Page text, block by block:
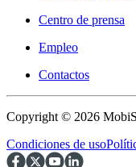
Centro de prensa
Empleo
Contactos
Copyright © 2026
Condiciones de uso